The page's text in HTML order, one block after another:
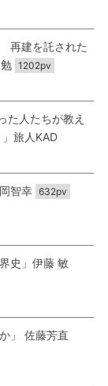
再建を託された
1202pv
た人たちが教え
旅人KAD
智幸 632pv
史」伊藤 敏
」 佐藤芳直